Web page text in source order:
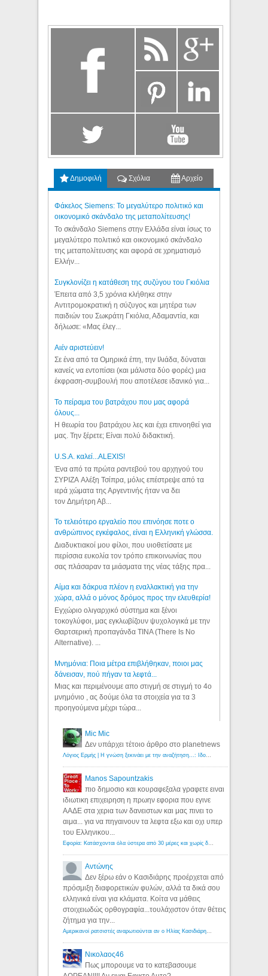
Δημοφιλή Σχόλια Αρχείο
Φάκελος Siemens: Το μεγαλύτερο πολιτικό και
οικονομικό σκάνδαλο της μεταπολίτευσης!
Το σκάνδαλο Siemens στην Ελλάδα είναι ίσως το
μεγαλύτερο πολιτικό και οικονομικό σκάνδαλο
της μεταπολίτευσης και αφορά σε χρηματισμό
Ελλήν...
Συγκλονίζει η κατάθεση της συζύγου του Γκιόλια
Έπειτα από 3,5 χρόνια κλήθηκε στην
Αντιτρομοκρατική η σύζυγος και μητέρα των
παιδιών του Σωκράτη Γκιόλια, Αδαμαντία, και
δήλωσε: «Μας έλεγ...
Aιέν αριστεύειν!
Σε ένα από τα Ομηρικά έπη, την Ιλιάδα, δύναται
κανείς να εντοπίσει (και μάλιστα δύο φορές) μια
έκφραση-συμβουλή που αποτέλεσε ιδανικό για...
Το πείραμα του βατράχου που μας αφορά
όλους...
Η θεωρία του βατράχου λες και έχει επινοηθεί για
μας. Την ξέρετε; Είναι πολύ διδακτική.
U.S.A. καλεί...ALEXIS!
Ένα από τα πρώτα ραντεβού του αρχηγού του
ΣΥΡΙΖΑ Αλέξη Τσίπρα, μόλις επέστρεψε από τα
ιερά χώματα της Αργεντινής ήταν να δει
τον Δημήτρη Αβ...
Το τελειότερο εργαλείο που επινόησε ποτε ο
ανθρώπινος εγκέφαλος, είναι η Ελληνική γλώσσα.
Διαδυκτιακοί μου φίλοι, που υιοθετίσατε με
περίσσια ευκολία τον τρόπο επικοινωνίας που
σας πλάσαραν τα μιάσματα της νέας τάξης πρα...
Αίμα και δάκρυα πλέον η εναλλακτική για την
χώρα, αλλά ο μόνος δρόμος προς την ελευθερία!
Εγχώριο ολιγαρχικό σύστημα και ξένοι
τοκογλύφοι, μας εγκλωβίζουν ψυχολογικά με την
Θαρτσερική προπαγάνδα TINA (There Is No
Alternative). ...
Μνημόνια: Ποια μέτρα επιβλήθηκαν, ποιοι μας
δάνεισαν, πού πήγαν τα λεφτά...
Μιας και περιμένουμε απο στιγμή σε στιγμή το 4ο
μνημόνιο , ας δούμε όλα τα στοιχεία για τα 3
προηγούμενα μέχρι τώρα...
Mic Mic
Δεν υπάρχει τέτοιο άρθρο στο planetnews
Λόγιος Ερμής | Η γνώση ξεκινάει με την αναζήτηση...: Ιδού οι 18 που χρωστούν 11 δις ευρώ!
Manos Sapountzakis
πιο δημοσιο και κουραφεξαλα γραφετε ειναι
ιδιωτικη επιχειρηση η πρωην εφορια που εγινε
ΑΑΔΕ στα χερια των δανειστων και μας πινει το
αιμα... για να πηγαινουν τα λεφτα εξω και οχι υπερ
του Ελληνικου...
Εφορία: Κατάσχονται όλα ύστερα από 30 μέρες και χωρίς δικαστικές αποφάσεις - Λόγιος Ερμής
Αντώνης
Δεν ξέρω εάν ο Κασιδιάρης προέρχεται από
πρόσμιξη διαφορετικών φυλών, αλλά τα δικά σου
ελληνικά είναι για κλάματα. Κοίτα να μάθεις
στοιχειωδώς ορθογραφία...τουλάχιστον όταν θέτεις
ζήτημα για την...
Αμερικανοί ρατσιστές αναρωτιούνται αν ο Ηλίας Κασιδιάρης ανήκει στη λευκή φυλή... - Λόγιος Ερμής
Νικολαος46
Πως μπορουμε να το κατεβασουμε